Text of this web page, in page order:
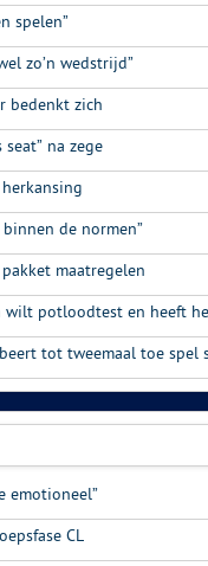
spelen”
zo’n wedstrijd”
bedenkt zich
na zege
de normen”
maatregelen
wilt potloodtest en heeft
tot tweemaal toe spel
emotioneel”
CL